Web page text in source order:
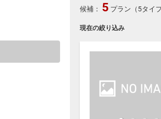
現在の絞り込み
候補： 5 プラン（5タイプ